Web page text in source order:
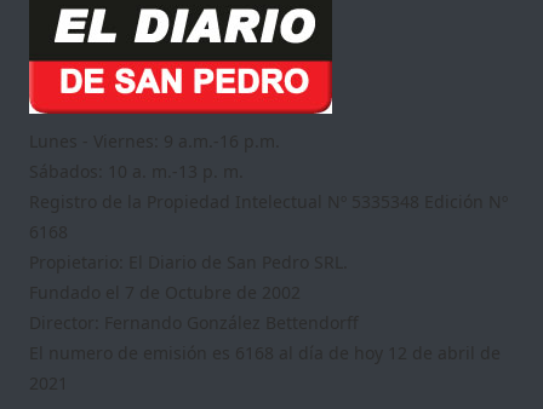
Lunes - Viernes: 9 a.m.-16 p.m.
Sábados: 10 a. m.-13 p. m.
Registro de la Propiedad Intelectual Nº 5335348 Edición Nº
6168
Propietario: El Diario de San Pedro SRL.
Fundado el 7 de Octubre de 2002
Director: Fernando González Bettendorff
El numero de emisión es 6168 al día de hoy 12 de abril de
2021